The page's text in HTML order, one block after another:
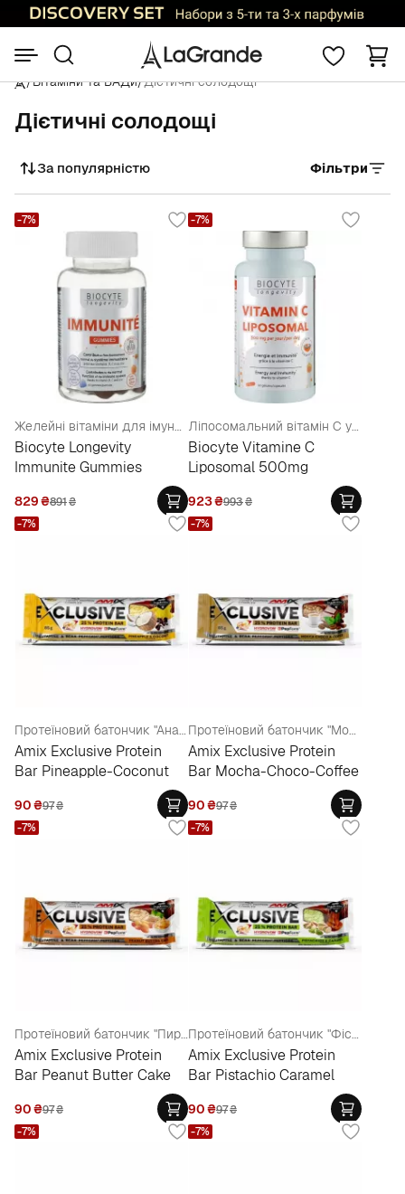
/Вітаміни та БАДи/Дієтичні солодощі
Дієтичні солодощі
Сортувати
За популярністю Фільтри
Желейні вітаміни для імунної системи
Biocyte Longevity
Immunite Gummies
829₴891₴
-7%
Ліпосомальний вітамін С у желейних капсулах
Biocyte Vitamine C
Liposomal 500mg
923₴993₴
-7%
Протеїновий батончик "Ананас-Кокос"
Amix Exclusive Protein
Bar Pineapple-Coconut
90₴97₴
-7%
Протеїновий батончик "Мокко-Шоколад-Кава"
Amix Exclusive Protein
Bar Mocha-Choco-Coffee
90₴97₴
-7%
Протеїновий батончик "Пиріг з арахісовим маслом"
Amix Exclusive Protein
Bar Peanut Butter Cake
90₴97₴
-7%
Протеїновий батончик "Фісташкова карамель"
Amix Exclusive Protein
Bar Pistachio Caramel
90₴97₴
-7%
-7% -7%